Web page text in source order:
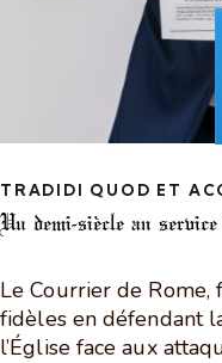
TRADIDI QUOD ET
Un demi-siècle au
Le Courrier de
fidèles en défendant
l’Église face aux